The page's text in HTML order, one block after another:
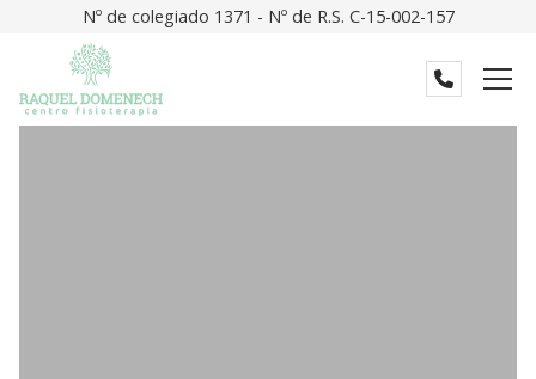
Nº de colegiado 1371 - Nº de R.S. C-15-002-157